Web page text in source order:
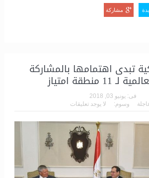
مشاركة
تبدى اهتمامها بالمشاركة
منطقة امتياز
فى: يونيو 03, 2018
وسوم: لا يوجد تعليقات